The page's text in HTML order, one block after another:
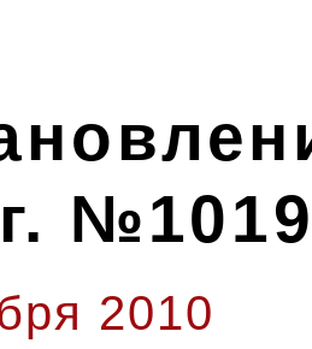
2010